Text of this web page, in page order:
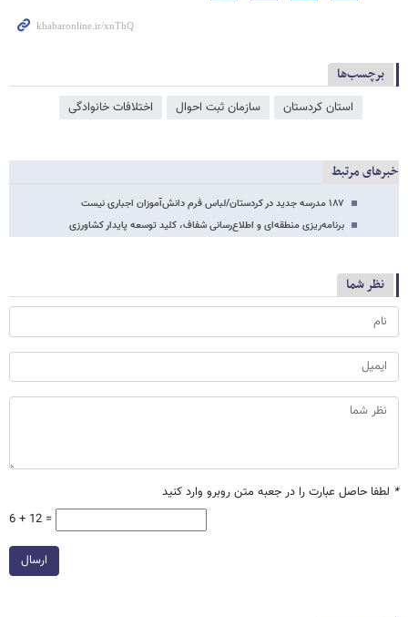
برچسب‌ها
استان کردستان سازمان ثبت احوال اختلافات خانوادگی
خبرهای مرتبط
۱۸۷ مدرسه جدید در کردستان/لباس فرم دانش‌آموزان اجباری نیست
برنامه‌ریزی منطقه‌ای و اطلاع‌رسانی شفاف، کلید توسعه پایدار کشاورزی
نظر شما
* لطفا حاصل عبارت را در جعبه متن روبرو وارد کنید
6 + 12 =
ارسال